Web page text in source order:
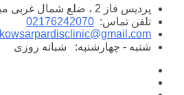
پردیس فاز 2 ، ضلع شمال غربی میدان امام
تلفن تماس: 02176242070
kowsarpardisclinic@gmail.com
شنبه - چهارشنبه:
شبانه روزی